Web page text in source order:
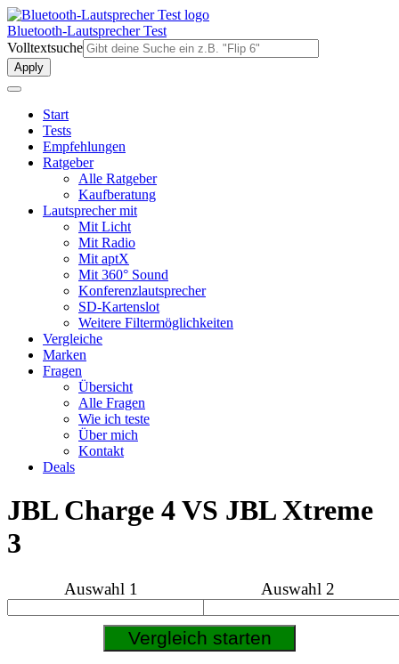
Direkt
zum
Inhalt
Bluetooth-Lautsprecher Test
Volltextsuche
Start
Tests
Empfehlungen
Ratgeber
Alle Ratgeber
Kaufberatung
Lautsprecher mit
Mit Licht
Mit Radio
Mit aptX
Mit 360° Sound
Konferenzlautsprecher
SD-Kartenslot
Weitere Filtermöglichkeiten
Vergleiche
Marken
Fragen
Übersicht
Alle Fragen
Wie ich teste
Über mich
Kontakt
Deals
JBL Charge 4 VS JBL Xtreme
3
Auswahl 1 Auswahl 2